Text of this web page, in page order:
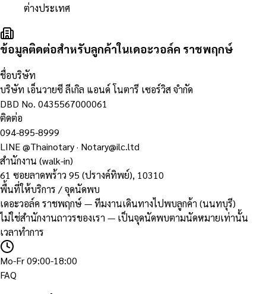
ต่างประเทศ
ข้อมูลติดต่อสำหรับลูกค้าในเดอะวอล์ค ราชพฤกษ์
ชื่อบริษัท
บริษัท เอ็นวายซี ลีเกิล แอนด์ โนตารี เซอร์วิส จำกัด
DBD No. 0435567000061
ติดต่อ
094-895-8999
LINE@Thainotary· Notary@ilc.ltd
สำนักงาน (walk-in)
61 ซอยลาดพร้าว 95 (ปรางค์ทิพย์), 10310
พื้นที่ให้บริการ / จุดนัดพบ
เดอะวอล์ค ราชพฤกษ์ — ทีมงานเดินทางไปพบลูกค้า (นนทบุรี)
ไม่ใช่สำนักงานถาวรของเรา — เป็นจุดนัดพบตามนัดหมายเท่านั้น
เวลาทำการ
Mo-Fr 09:00-18:00
FAQ